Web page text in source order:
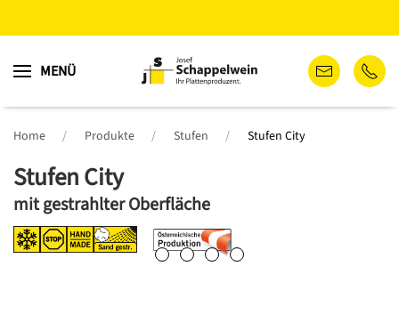
Hauptinhalt
MENÜ
Home Produkte Stufen Stufen City
Stufen City
mit gestrahlter Oberfläche